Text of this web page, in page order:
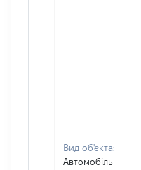
Вид об'єкта:
Автомобіль